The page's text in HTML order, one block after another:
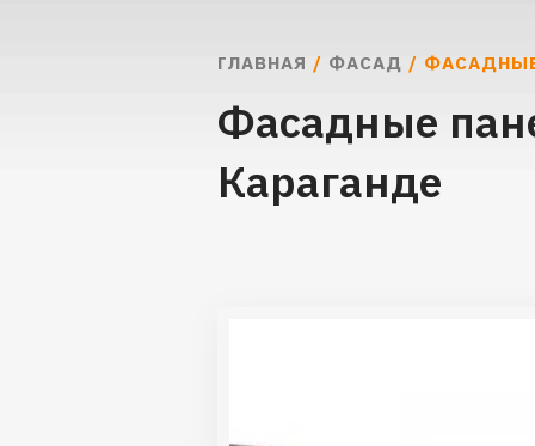
ГЛАВНАЯ / ФАСАД / ФАСАДНЫЕ
Фасадные
Караганде